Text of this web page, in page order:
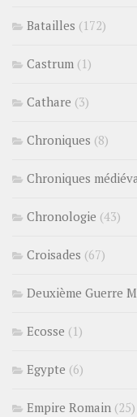
Batailles (172)
Castrum (1)
Cathare (3)
Chroniques (8)
Chroniques
Chronologie (43)
Croisades (67)
Deuxième Guerre
Ecosse (1)
Egypte (6)
Empire Romain (25)